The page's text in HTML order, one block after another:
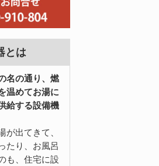
とは
名の通り、燃
温めてお湯に
給する設備機
が出てきて、
たり、お風呂
も、住宅に設